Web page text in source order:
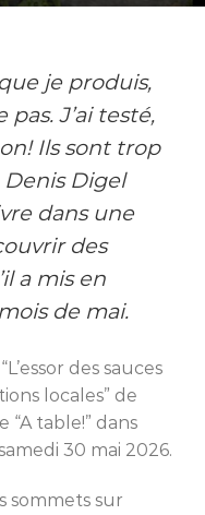
je produis,
J’ai testé,
Ils sont trop
Denis Digel
dans une
des
a mis en
de mai.
des sauces
locales” de
table!” dans
30 mai 2026.
sommets sur